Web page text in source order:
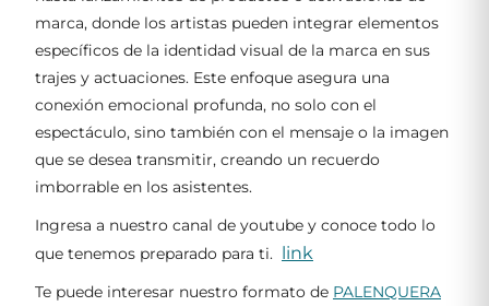
marca, donde los artistas pueden integrar elementos
específicos de la identidad visual de la marca en sus
trajes y actuaciones. Este enfoque asegura una
conexión emocional profunda, no solo con el
espectáculo, sino también con el mensaje o la imagen
que se desea transmitir, creando un recuerdo
imborrable en los asistentes.
Ingresa a nuestro canal de youtube y conoce todo lo
que tenemos preparado para ti. link
Te puede interesar nuestro formato de PALENQUERA